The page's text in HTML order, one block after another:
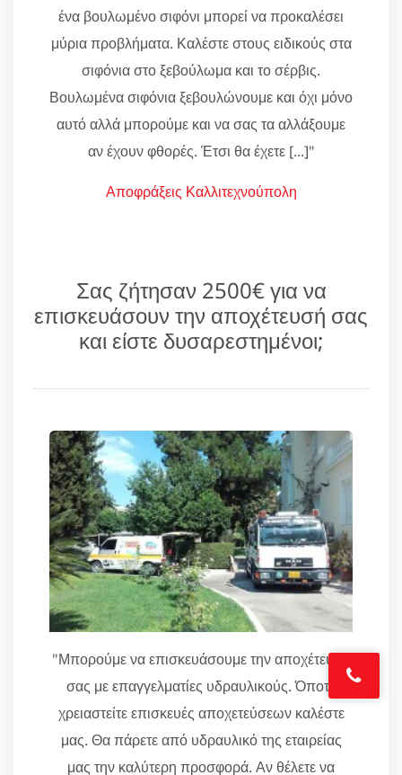
ένα βουλωμένο σιφόνι μπορεί να προκαλέσει
μύρια προβλήματα. Καλέστε στους ειδικούς στα
σιφόνια στο ξεβούλωμα και το σέρβις.
Βουλωμένα σιφόνια ξεβουλώνουμε και όχι μόνο
αυτό αλλά μπορούμε και να σας τα αλλάξουμε
αν έχουν φθορές. Έτσι θα έχετε [...]"
Αποφράξεις Καλλιτεχνούπολη
Σας ζήτησαν 2500€ για να
επισκευάσουν την αποχέτευσή σας
και είστε δυσαρεστημένοι;
"Μπορούμε να επισκευάσουμε την αποχέτευσή
σας με επαγγελματίες υδραυλικούς. Όποτε
χρειαστείτε επισκευές αποχετεύσεων καλέστε
μας. Θα πάρετε από υδραυλικό της εταιρείας
μας την καλύτερη προσφορά. Αν θέλετε να